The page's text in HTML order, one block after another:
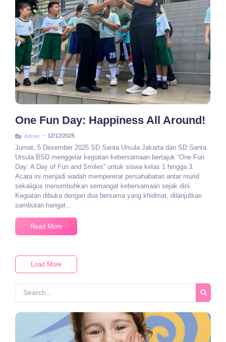
No Comments
One Fun Day: Happiness All Around!
By Admin ~ 12/12/2025
Jumat, 5 Desember 2025 SD Santa Ursula Jakarta dan SD Santa
Ursula BSD menggelar kegiatan kebersamaan bertajuk “One Fun
Day: A Day of Fun and Smiles” untuk siswa kelas 1 hingga 3.
Acara ini menjadi wadah mempererat persahabatan antar murid
sekaligus menumbuhkan semangat kebersamaan sejak dini.
Kegiatan dibuka dengan doa bersama yang khidmat, dilanjutkan
sambutan hangat...
Read More
Load More